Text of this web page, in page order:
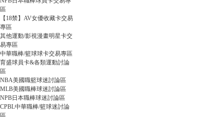
卡
區
【18禁】AV女優收藏卡交易
專區
其他運動/影視漫畫明星卡交
易專區
中華職棒/籃球球卡交易專區
育盛球員卡&各類運動討論
區
NBA美國職籃球迷討論區
MLB美國職棒球迷討論區
NPB日本職棒球迷討論區
CPBL中華職棒/籃球迷討論
區